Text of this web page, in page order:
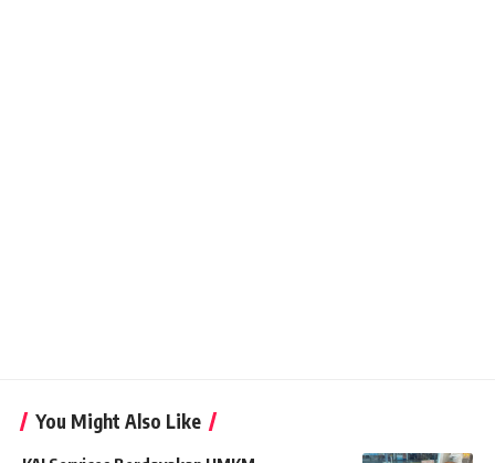
You Might Also Like